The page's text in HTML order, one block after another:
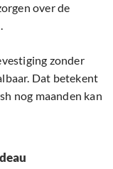
over de
zonder
Dat betekent
nog maanden kan